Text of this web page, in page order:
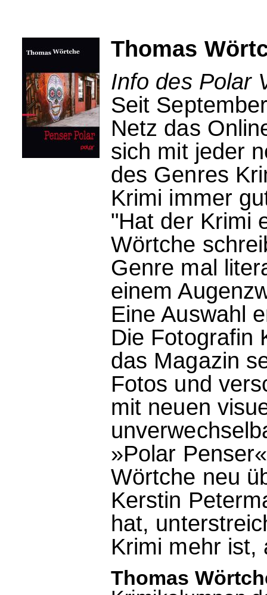
Thomas
Info des Polar
Seit
Netz das
sich mit jeder
des Genres
Krimi immer
"Hat der Krimi
Wörtche
Genre mal
einem
Eine Auswahl
Die Fotografin
das Magazin
Fotos und
mit neuen
»Polar
Wörtche neu
Kerstin
hat,
Krimi mehr ist,
Thomas